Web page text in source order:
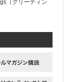
（グリーティン